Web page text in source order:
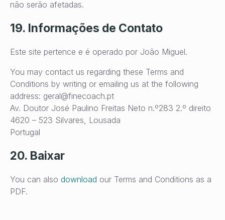
não serão afetadas.
19. Informações de Contato
Este site pertence e é operado por João Miguel.
You may contact us regarding these Terms and
Conditions by writing or emailing us at the following
address: geral@finecoach.pt
Av. Doutor José Paulino Freitas Neto n.º283 2.º direito
4620 – 523 Silvares, Lousada
Portugal
20. Baixar
You can also download our Terms and Conditions as a
PDF.